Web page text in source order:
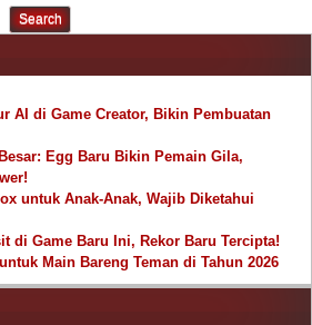
Search
AI di Game Creator, Bikin Pembuatan
Egg Baru Bikin Pemain Gila,
untuk Anak-Anak, Wajib Diketahui
di Game Baru Ini, Rekor Baru Tercipta!
Main Bareng Teman di Tahun 2026